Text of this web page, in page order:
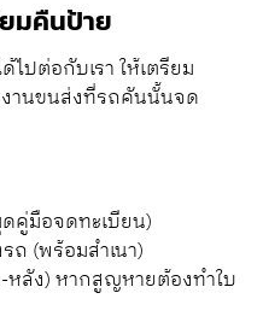
มคืนป้าย
ปต่อกับเรา ให้เตรียม
งานขนส่งที่รถคันนั้นจด
คู่มือจดทะเบียน)
ถ (พร้อมสำเนา)
ลัง) หากสูญหายต้องทำใบ